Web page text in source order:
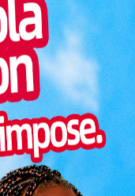
d’enseignement
des systèmes
d’enseignement
de la formation,